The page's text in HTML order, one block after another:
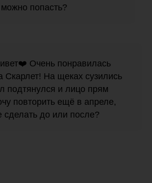
попасть?
Очень понравилась
Скарлет! На щеках сузились
подтянулся и лицо прям
повторить ещё в апреле,
сделать до или после?